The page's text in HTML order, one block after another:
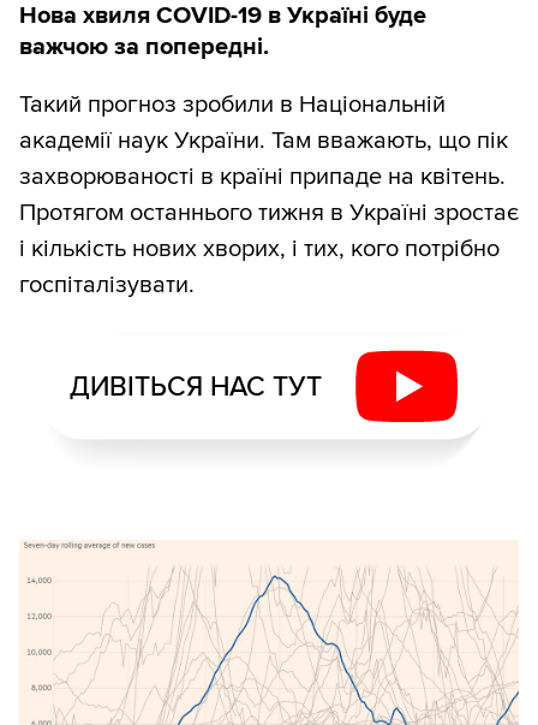
Нова хвиля COVID-19 в Україні буде
важчою за попередні.
Такий прогноз зробили в Національній
академії наук України. Там вважають, що пік
захворюваності в країні припаде на квітень.
Протягом останнього тижня в Україні зростає
і кількість нових хворих, і тих, кого потрібно
госпіталізувати.
ДИВІТЬСЯ НАС ТУТ